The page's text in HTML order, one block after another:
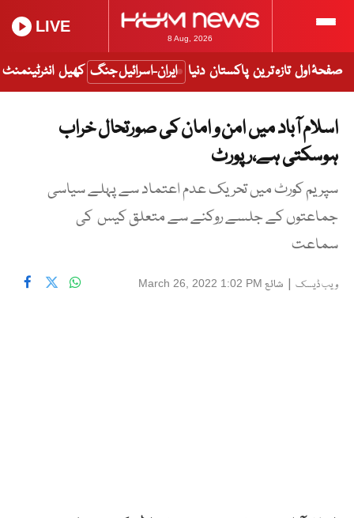
8 Aug, 2026
LIVE
صفحۂ اول تازہ ترین پاکستان دنیا ایران-اسرائیل جنگ کھیل انٹرٹینمنٹ
اسلام آباد میں امن و امان کی صورتحال خراب
ہوسکتی ہے،رپورٹ
سپریم کورٹ میں تحریک عدم اعتماد سے پہلے سیاسی
جماعتوں کے جلسے روکنے سے متعلق کیس کی
سماعت
ویب ڈیسک | شائع March 26, 2022 1:02 PM